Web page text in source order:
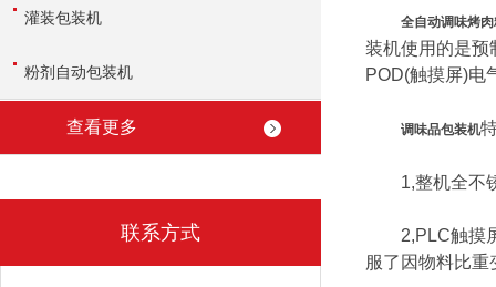
灌装包装机
粉剂自动包装机
查看更多
联系方式
全自动调味烤
装机使用的是
POD(触摸屏)电
调味品包装机
1,整机全不锈
2,PLC触摸屏
服了因物料比